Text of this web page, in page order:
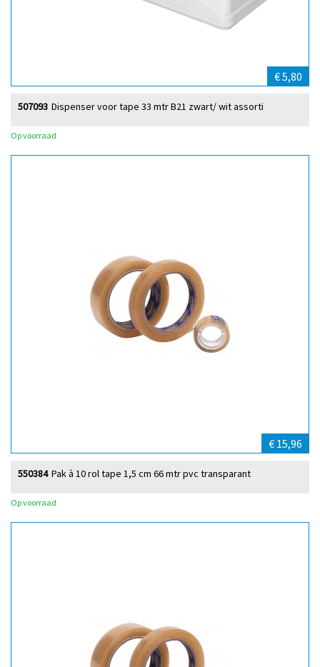
€ 5,80
Dispenser voor tape 33 mtr B21 zwart/ wit assorti
507093
Op voorraad
€ 15,96
Pak à 10 rol tape 1,5 cm 66 mtr pvc transparant
550384
Op voorraad